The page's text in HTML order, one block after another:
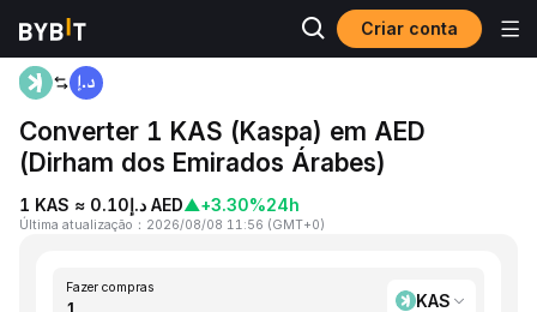
Criar conta
Página inicial
Converter 1 KAS (Kaspa) em AED
(Dirham dos Emirados Árabes)
1 KAS ≈ د.إ0.10 AED▲+3.30%24h
Última atualização ： 2026/08/08 11:56 (GMT+0)
Fazer compras
KAS